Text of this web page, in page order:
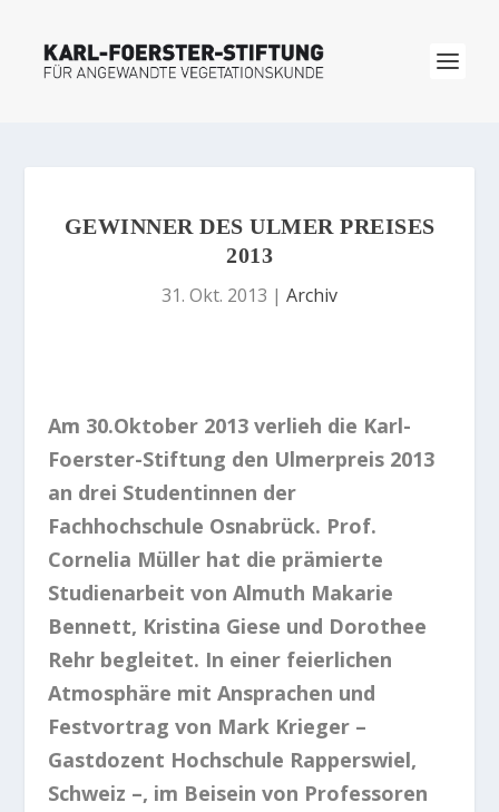
GEWINNER DES ULMER PREISES
2013
31. Okt. 2013 | Archiv
Am 30.Oktober 2013 verlieh die Karl-
Foerster-Stiftung den Ulmerpreis 2013
an drei Studentinnen der
Fachhochschule Osnabrück. Prof.
Cornelia Müller hat die prämierte
Studienarbeit von Almuth Makarie
Bennett, Kristina Giese und Dorothee
Rehr begleitet. In einer feierlichen
Atmosphäre mit Ansprachen und
Festvortrag von Mark Krieger –
Gastdozent Hochschule Rapperswiel,
Schweiz –, im Beisein von Professoren